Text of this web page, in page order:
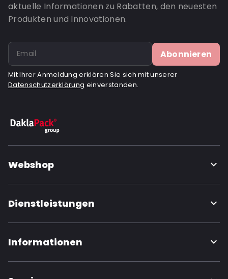
Bottom gusset: 35
Bestell-ID: 392
aktuelle Informationen zu Rabatten, den neuesten
Produkten und Innovationen.
Abonnieren
Mit Ihrer Anmeldung erklären Sie sich mit unserer
Datenschutzerklärung einverstanden.
Webshop
Dienstleistungen
Informationen